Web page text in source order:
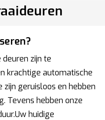
zijn te
krachtige automatische
zijn geruisloos en hebben
Tevens hebben onze
huidige